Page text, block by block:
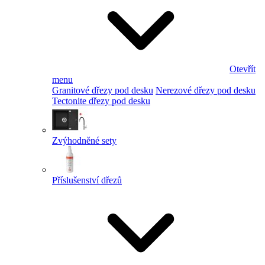
Otevřít
menu
Granitové dřezy pod desku Nerezové dřezy pod desku
Tectonite dřezy pod desku
Zvýhodněné sety
Příslušenství dřezů